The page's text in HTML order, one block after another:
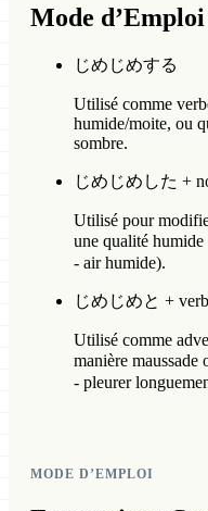
Mode d’Emploi
じめじめする
Utilisé comme
humide/moite, ou
sombre.
じめじめした +
Utilisé pour
une qualité
- air humide).
じめじめと + verb
Utilisé comme
manière
- pleurer
MODE D’EMPLOI